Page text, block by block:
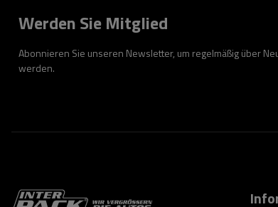
Werden Sie Mitglied
Abonnieren Sie unseren Newsletter, um regelmäßig über
werden.